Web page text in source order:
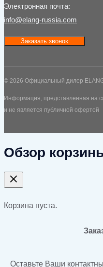
Электронная почта:
info@elang-russia.com
Заказать звонок
© 2026 Официальный дилер
Информация, представленная на
и не является публичной офертой
Обзор
Корзина пуста.
Оставьте Ваши